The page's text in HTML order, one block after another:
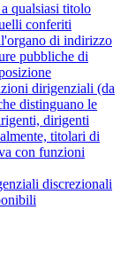
qualsiasi titolo
conferiti
di indirizzo
pubbliche di
dirigenziali (da
distinguano le
dirigenti
titolari di
con funzioni
discrezionali